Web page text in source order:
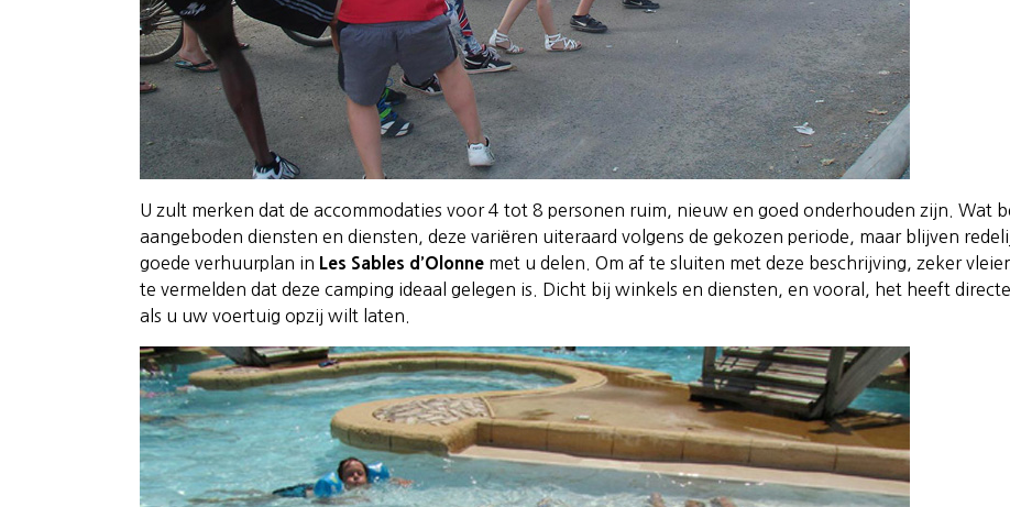
U zult merken dat de accommodaties voor 4 tot 8 personen ruim, nieuw en goed onderhouden zijn. Wat
aangeboden diensten en diensten, deze variëren uiteraard volgens de gekozen periode, maar blijven
goede verhuurplan in
Les Sables d’Olonne met u delen. Om af te sluiten met deze beschrijving, zeker
te vermelden dat deze camping ideaal gelegen is. Dicht bij winkels en diensten, en vooral, het heeft
als u uw voertuig opzij wilt laten.